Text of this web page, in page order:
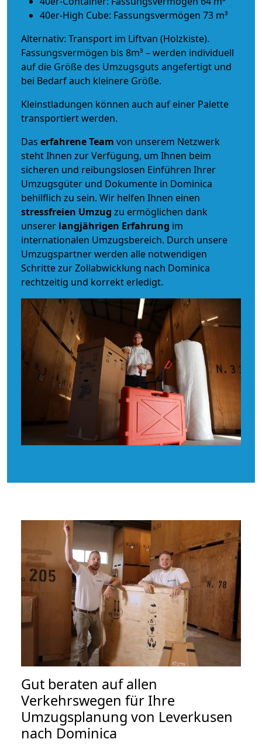
40er-High Cube: Fassungsvermögen 73 m³
Alternativ: Transport im Liftvan (Holzkiste).
Fassungsvermögen bis 8m³ – werden individuell
auf die Größe des Umzugsguts angefertigt und
bei Bedarf auch kleinere Größe.
Kleinstladungen können auch auf einer Palette
transportiert werden.
Das erfahrene Team von unserem Netzwerk
steht Ihnen zur Verfügung, um Ihnen beim
sicheren und reibungslosen Einführen Ihrer
Umzugsgüter und Dokumente in Dominica
behilflich zu sein. Wir helfen Ihnen einen
stressfreien Umzug zu ermöglichen dank
unserer langjährigen Erfahrung im
internationalen Umzugsbereich. Durch unsere
Umzugspartner werden alle notwendigen
Schritte zur Zollabwicklung nach Dominica
rechtzeitig und korrekt erledigt.
Gut beraten auf allen
Verkehrswegen für Ihre
Umzugsplanung von Leverkusen
nach Dominica